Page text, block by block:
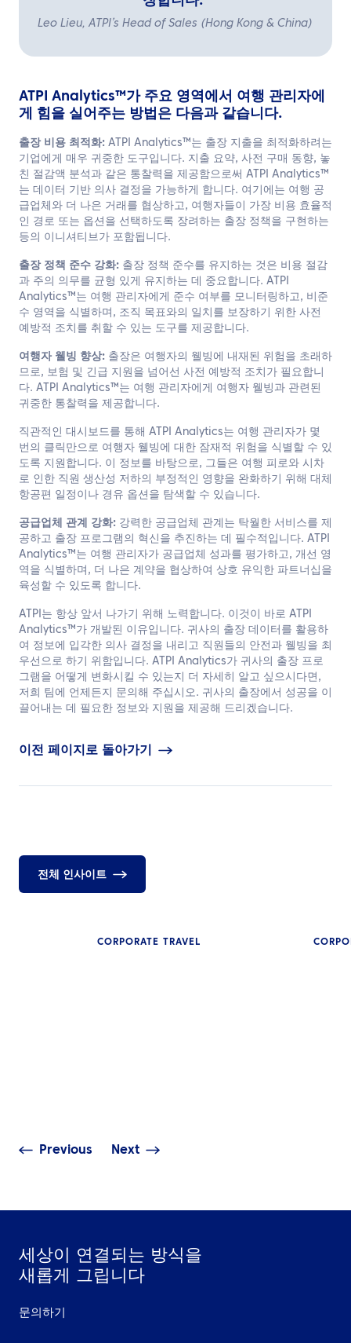
Leo Lieu, ATPI’s Head of Sales (Hong Kong & China)
ATPI Analytics™가 주요 영역에서 여행 관리자에
게 힘을 실어주는 방법은 다음과 같습니다.
출장 비용 최적화: ATPI Analytics™는 출장 지출을 최적화하려는
기업에게 매우 귀중한 도구입니다. 지출 요약, 사전 구매 동향, 놓
친 절감액 분석과 같은 통찰력을 제공함으로써 ATPI Analytics™
는 데이터 기반 의사 결정을 가능하게 합니다. 여기에는 여행 공
급업체와 더 나은 거래를 협상하고, 여행자들이 가장 비용 효율적
인 경로 또는 옵션을 선택하도록 장려하는 출장 정책을 구현하는
등의 이니셔티브가 포함됩니다.
출장 정책 준수 강화: 출장 정책 준수를 유지하는 것은 비용 절감
과 주의 의무를 균형 있게 유지하는 데 중요합니다. ATPI
Analytics™는 여행 관리자에게 준수 여부를 모니터링하고, 비준
수 영역을 식별하며, 조직 목표와의 일치를 보장하기 위한 사전
예방적 조치를 취할 수 있는 도구를 제공합니다.
여행자 웰빙 향상: 출장은 여행자의 웰빙에 내재된 위험을 초래하
므로, 보험 및 긴급 지원을 넘어선 사전 예방적 조치가 필요합니
다. ATPI Analytics™는 여행 관리자에게 여행자 웰빙과 관련된
귀중한 통찰력을 제공합니다.
직관적인 대시보드를 통해 ATPI Analytics는 여행 관리자가 몇
번의 클릭만으로 여행자 웰빙에 대한 잠재적 위험을 식별할 수 있
도록 지원합니다. 이 정보를 바탕으로, 그들은 여행 피로와 시차
로 인한 직원 생산성 저하의 부정적인 영향을 완화하기 위해 대체
항공편 일정이나 경유 옵션을 탐색할 수 있습니다.
공급업체 관계 강화: 강력한 공급업체 관계는 탁월한 서비스를 제
공하고 출장 프로그램의 혁신을 추진하는 데 필수적입니다. ATPI
Analytics™는 여행 관리자가 공급업체 성과를 평가하고, 개선 영
역을 식별하며, 더 나은 계약을 협상하여 상호 유익한 파트너십을
육성할 수 있도록 합니다.
ATPI는 항상 앞서 나가기 위해 노력합니다. 이것이 바로 ATPI
Analytics™가 개발된 이유입니다. 귀사의 출장 데이터를 활용하
여 정보에 입각한 의사 결정을 내리고 직원들의 안전과 웰빙을 최
우선으로 하기 위함입니다. ATPI Analytics가 귀사의 출장 프로
그램을 어떻게 변화시킬 수 있는지 더 자세히 알고 싶으시다면,
저희 팀에 언제든지 문의해 주십시오. 귀사의 출장에서 성공을 이
끌어내는 데 필요한 정보와 지원을 제공해 드리겠습니다.
이전 페이지로 돌아가기
전체 인사이트
CORPORATE TRAVEL
Previous Next
세상이 연결되는 방식을
새롭게 그립니다
문의하기